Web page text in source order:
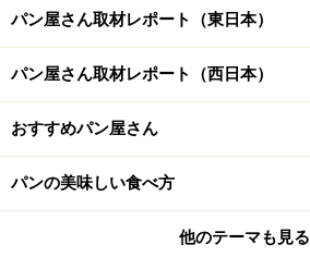
パン屋さん取材レポート（東日本）
パン屋さん取材レポート（西日本）
おすすめパン屋さん
パンの美味しい食べ方
他のテーマも見る